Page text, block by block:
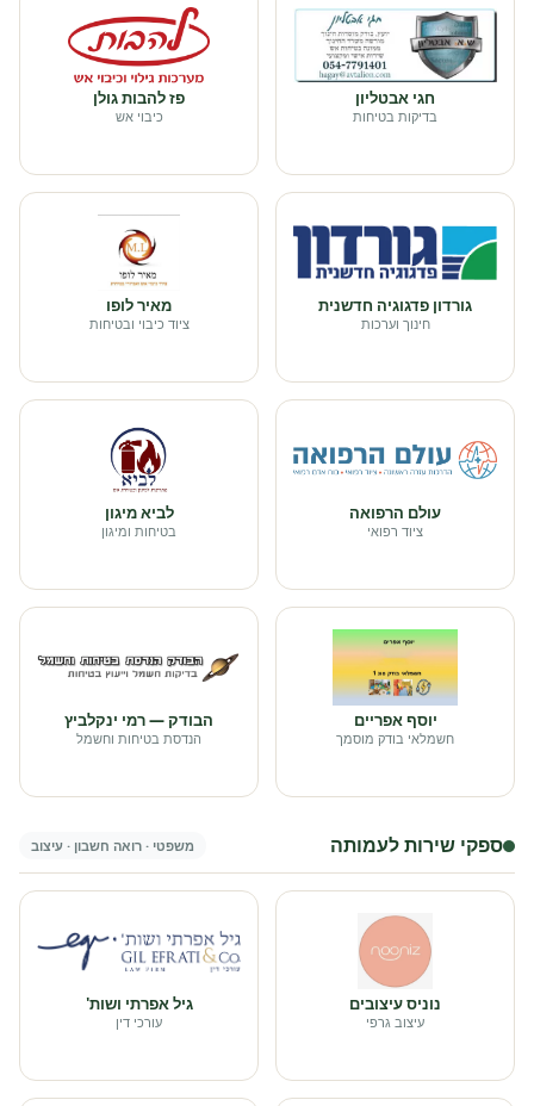
חגי אבטליון
בדיקות בטיחות
פז להבות גולן
כיבוי אש
גורדון פדגוגיה חדשנית
חינוך וערכות
מאיר לופו
ציוד כיבוי ובטיחות
עולם הרפואה
ציוד רפואי
לביא מיגון
בטיחות ומיגון
יוסף אפריים
חשמלאי בודק מוסמך
הבודק — רמי ינקלביץ
הנדסת בטיחות וחשמל
ספקי שירות לעמותה משפטי · רואה חשבון · עיצוב
נוניס עיצובים
עיצוב גרפי
גיל אפרתי ושות'
עורכי דין